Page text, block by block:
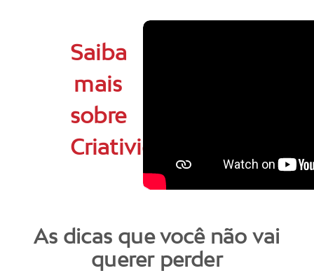
Saiba
mais
sobre
Criatividade
As dicas que você não vai
querer perder